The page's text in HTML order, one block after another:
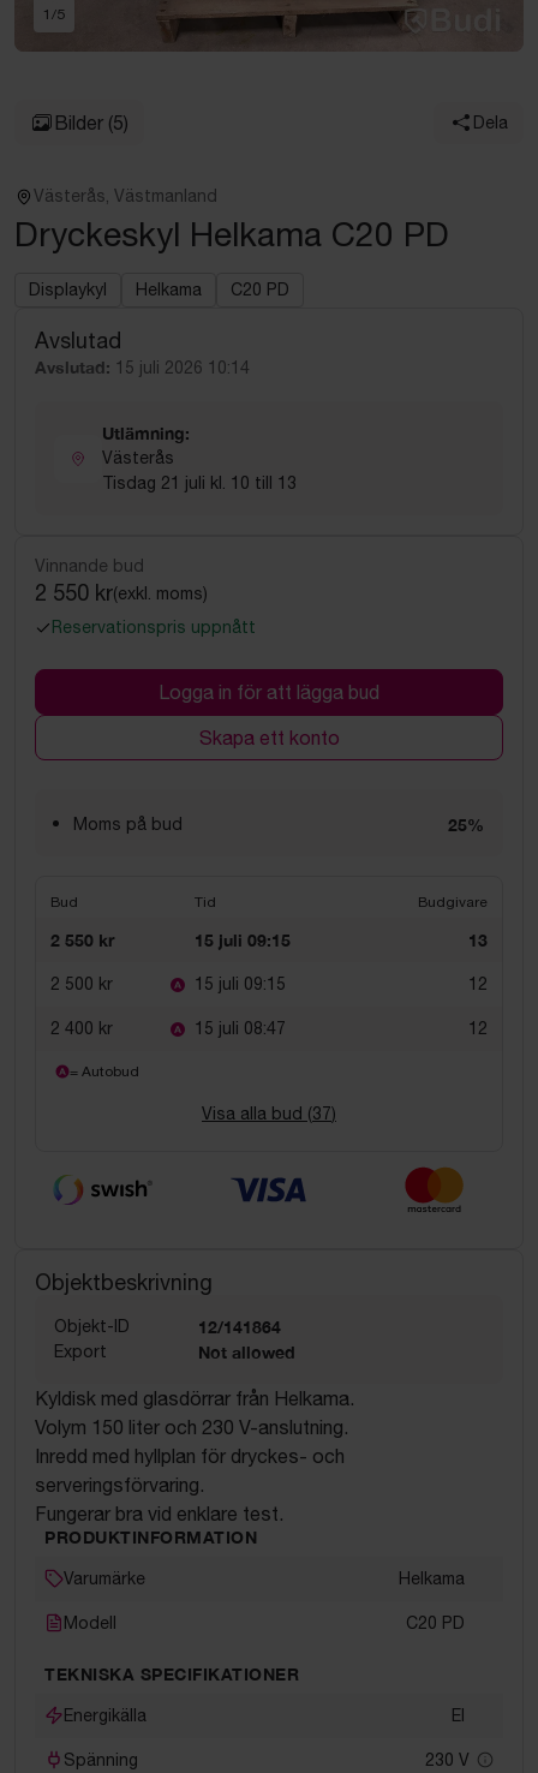
1 /5
Bilder (5) Dela
Västerås, Västmanland
Dryckeskyl Helkama C20 PD
Displaykyl Helkama C20 PD
Avslutad
Avslutad: 15 juli 2026 10:14
Utlämning:
Västerås
Tisdag 21 juli kl. 10 till 13
Vinnande bud
2 550 kr(exkl. moms)
Reservationspris uppnått
Logga in för att lägga bud
Skapa ett konto
Moms på bud 25%
Bud Tid Budgivare
2 550 kr 15 juli 09:15 13
2 500 kr 15 juli 09:15 12
2 400 kr 15 juli 08:47 12
= Autobud
Visa alla bud (37)
Objektbeskrivning
Objekt-ID 12/141864
Export Not allowed
Kyldisk med glasdörrar från Helkama.
Volym 150 liter och 230 V-anslutning.
Inredd med hyllplan för dryckes- och
serveringsförvaring.
Fungerar bra vid enklare test.
PRODUKTINFORMATION
Varumärke Helkama
Modell C20 PD
TEKNISKA SPECIFIKATIONER
Energikälla El
Spänning 230 V